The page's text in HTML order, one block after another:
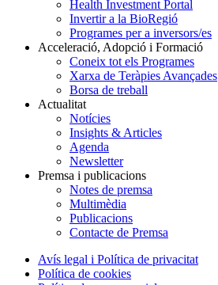
Health Investment Portal
Invertir a la BioRegió
Programes per a inversors/es
Acceleració, Adopció i Formació
Coneix tot els Programes
Xarxa de Teràpies Avançades
Borsa de treball
Actualitat
Notícies
Insights & Articles
Agenda
Newsletter
Premsa i publicacions
Notes de premsa
Multimèdia
Publicacions
Contacte de Premsa
Avís legal i Política de privacitat
Política de cookies